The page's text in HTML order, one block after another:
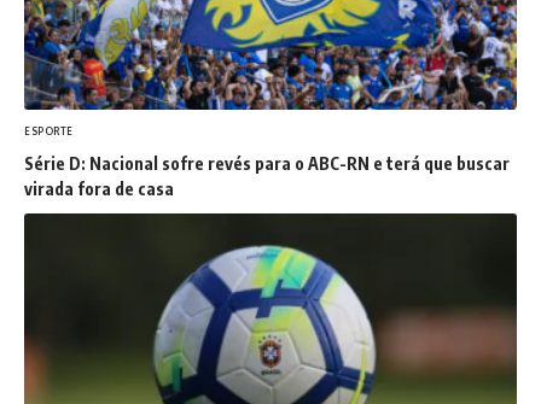
ESPORTE
Série D: Nacional sofre revés para o ABC-RN e terá que buscar
virada fora de casa